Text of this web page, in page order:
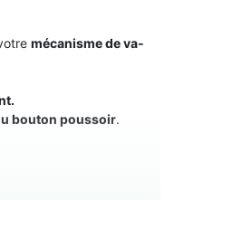
mécanisme de va-
bouton poussoir.